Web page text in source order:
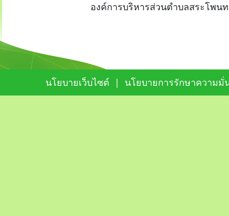
องค์การบริหารส่วนตำบลสระโพน
นโยบายเว็บไซต์ | นโยบายการรักษาความมั่